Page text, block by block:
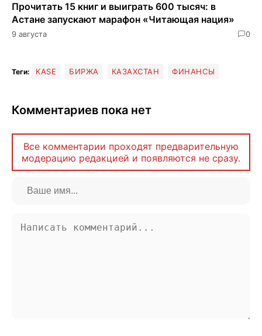
Прочитать 15 книг и выиграть 600 тысяч: в
Астане запускают марафон «Читающая нация»
9 августа 0
Теги: KASE БИРЖА КАЗАХСТАН ФИНАНСЫ
Комментариев пока нет
Все комментарии проходят предварительную
модерацию редакцией и появляются не сразу.